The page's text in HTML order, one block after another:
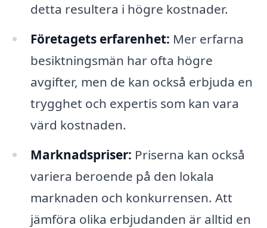
detta resultera i högre kostnader.
Företagets erfarenhet: Mer erfarna
besiktningsmän har ofta högre
avgifter, men de kan också erbjuda en
trygghet och expertis som kan vara
värd kostnaden.
Marknadspriser: Priserna kan också
variera beroende på den lokala
marknaden och konkurrensen. Att
jämföra olika erbjudanden är alltid en